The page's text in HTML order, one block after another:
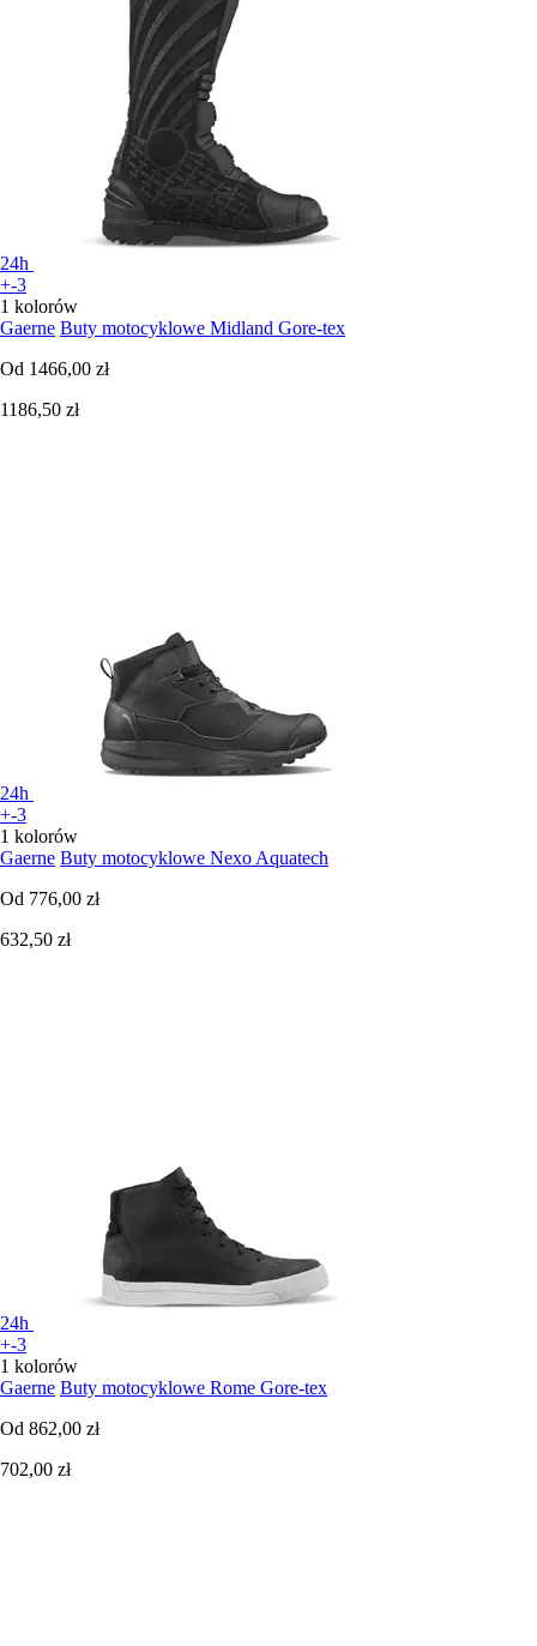
24h
+-3
1 kolorów
Gaerne Buty motocyklowe Midland Gore-tex
Od 1466,00 zł
1186,50 zł
24h
+-3
1 kolorów
Gaerne Buty motocyklowe Nexo Aquatech
Od 776,00 zł
632,50 zł
24h
+-3
1 kolorów
Gaerne Buty motocyklowe Rome Gore-tex
Od 862,00 zł
702,00 zł